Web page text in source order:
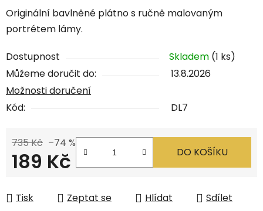
Originální bavlněné plátno s ručně malovaným
portrétem lámy.
Dostupnost Skladem (1 ks)
Můžeme doručit do:
13.8.2026
Možnosti doručení
Kód:
DL7
735 Kč –74 %
189 Kč DO KOŠÍKU
Tisk Zeptat se Hlídat Sdílet